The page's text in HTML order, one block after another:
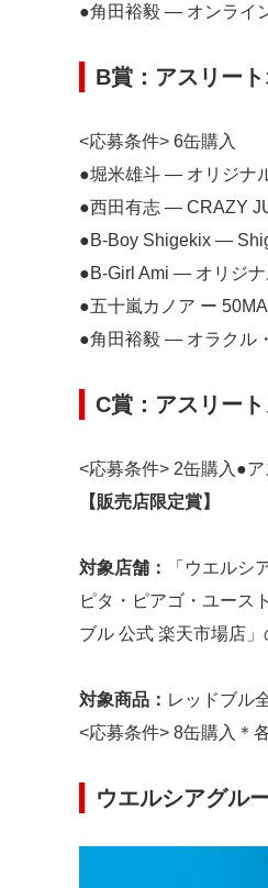
●角田裕毅 ― オンライ
B賞：アスリー
<応募条件> 6缶購入
●堀米雄斗 ― オリジナ
●西田有志 ― CRAZY
●B-Boy Shigekix ―
●B-Girl Ami ― オリジ
●五十嵐カノア ー
●角田裕毅 ― オラクル
C賞：アスリー
<応募条件> 2缶購入●
【販売店限定賞】
対象店舗：
「ウエルシ
ピタ・ピアゴ・ユース
ブル 公式 楽天市場店
対象商品： レッドブル
<応募条件> 8缶購入＊
ウエルシアグル